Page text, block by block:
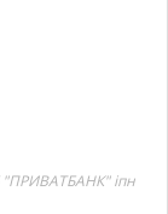
"ПРИВАТБАНК" іпн